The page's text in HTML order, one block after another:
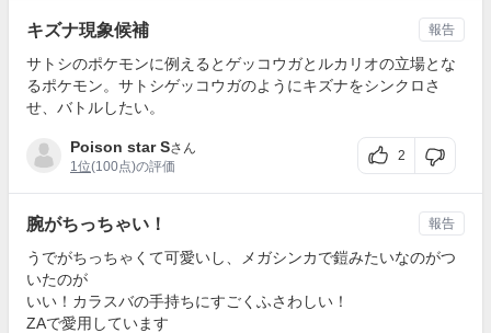
キズナ現象候補
サトシのポケモンに例えるとゲッコウガとルカリオの立場とな
るポケモン。サトシゲッコウガのようにキズナをシンクロさ
せ、バトルしたい。
Poison star Sさん
1位(100点)の評価
2
報告
腕がちっちゃい！
うでがちっちゃくて可愛いし、メガシンカで鎧みたいなのがつ
いたのが
いい！カラスバの手持ちにすごくふさわしい！
ZAで愛用しています
報告